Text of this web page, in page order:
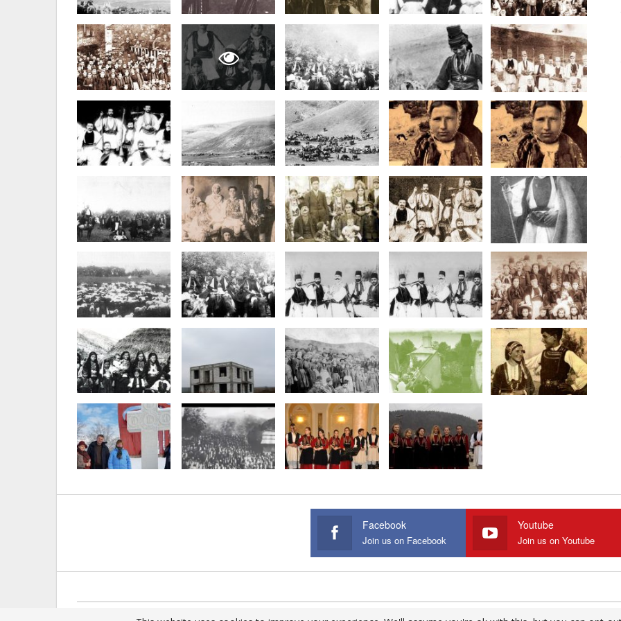
Facebook
Join us on Facebook
Youtube
Join us on Youtube